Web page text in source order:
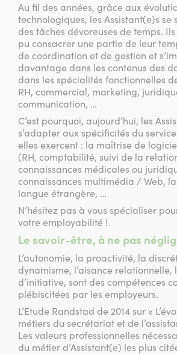
Au fil des années, grâce aux
technologiques, les Assistant(e)s se
des tâches dévoreuses de temps.
pu consacrer une partie de leur
de coordination et de gestion et
davantage dans les contenus des
dans les spécialités fonctionnelles
RH, commercial, marketing,
communication, …
C’est pourquoi, aujourd’hui, les
s’adapter aux spécificités du
elles exercent : la maîtrise de
(RH, comptabilité, suivi de la
connaissances médicales ou
connaissances multimédia / Web,
langue étrangère, …
N’hésitez pas à vous spécialiser
votre employabilité !
Le savoir-être, à ne pas
L’autonomie, la proactivité, la
dynamisme, l’aisance relationnelle,
d’initiative, sont des compétences
plébiscitées par les employeurs.
L’Etude Randstad de 2014 sur «
métiers du secrétariat et de
Les valeurs professionnelles
du métier d’Assistant(e) les plus